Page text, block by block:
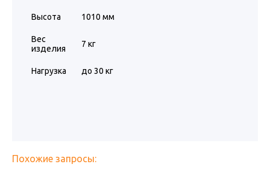
Высота 1010 мм
Вес
изделия
7 кг
Нагрузка до 30 кг
Похожие запросы: